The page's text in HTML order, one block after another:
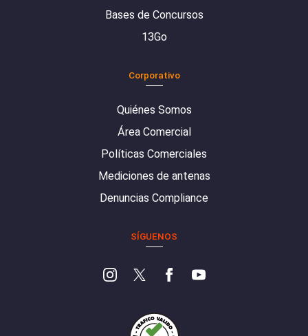
Bases de Concursos
13Go
Corporativo
Quiénes Somos
Área Comercial
Políticas Comerciales
Mediciones de antenas
Denuncias Compliance
SÍGUENOS